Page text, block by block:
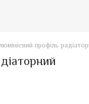
профіль